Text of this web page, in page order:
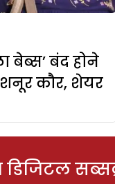
बेब्स’ बंद होने
कौर, शेयर
डिजिटल